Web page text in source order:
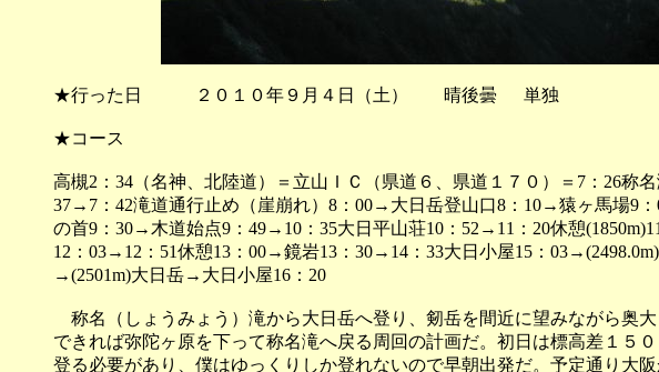
★行った日 ２０１０年９月４日（土） 晴後曇 単独
★コース
高槻2：34（名神、北陸道）＝立山ＩＣ（県道６、県道１７０）＝7：26称
37→7：42滝道通行止め（崖崩れ）8：00→大日岳登山口8：10→猿ヶ馬場9
の首9：30→木道始点9：49→10：35大日平山荘10：52→11：20休憩
12：03→12：51休憩13：00→鏡岩13：30→14：33大日小屋15：
→(2501m)大日岳→大日小屋16：20
称名（しょうみょう）滝から大日岳へ登り、剱岳を間近に望みながら奥
できれば弥陀ヶ原を下って称名滝へ戻る周回の計画だ。初日は標高差１５
登る必要があり、僕はゆっくりしか登れないので早朝出発だ。予定通り大